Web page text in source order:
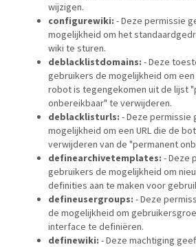
wijzigen.
configurewiki: - Deze permissie
mogelijkheid om het
wiki te sturen.
deblacklistdomains: - Deze
gebruikers de mogelijkheid om
robot is tegengekomen uit de lijst
onbereikbaar" te verwijderen.
deblacklisturls: - Deze permissie
mogelijkheid om een URL die de
verwijderen van de "permanent
definearchivetemplates: - Deze
gebruikers de mogelijkheid om
definities aan te maken voor
defineusergroups: - Deze
de mogelijkheid om
interface te definiëren.
definewiki: - Deze machtiging